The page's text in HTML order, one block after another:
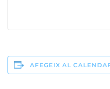
AFEGEIX AL